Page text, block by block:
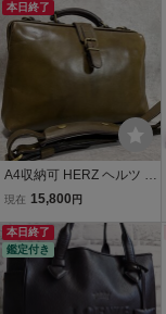
収納可 マルチストライプ
本革 レザー ネイビー 書類
かばん
本日終了
A4収納可 HERZ ヘルツ ダ
レスバッグ 3way レザー
ショルダーバッグ メンズ
ハンドバッグ
現在 15,800 円
本日終了
鑑定付き